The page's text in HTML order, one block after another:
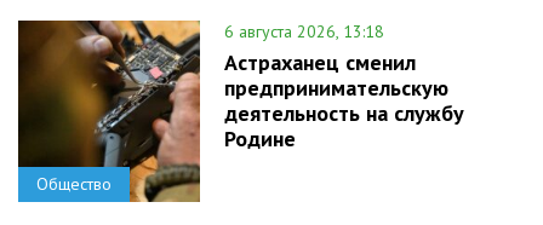
Общество
6 августа 2026, 13:18
Астраханец сменил
предпринимательскую
деятельность на службу
Родине